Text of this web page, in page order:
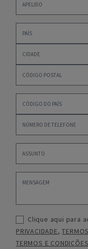
Clique aqui para
PRIVACIDADE,
TERMOS E